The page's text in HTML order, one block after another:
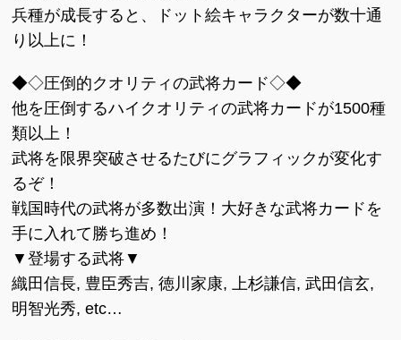
兵種が成長すると、ドット絵キャラクターが数十通
り以上に！
◆◇圧倒的クオリティの武将カード◇◆
他を圧倒するハイクオリティの武将カードが1500種
類以上！
武将を限界突破させるたびにグラフィックが変化す
るぞ！
戦国時代の武将が多数出演！大好きな武将カードを
手に入れて勝ち進め！
▼登場する武将▼
織田信長, 豊臣秀吉, 徳川家康, 上杉謙信, 武田信玄,
明智光秀, etc…